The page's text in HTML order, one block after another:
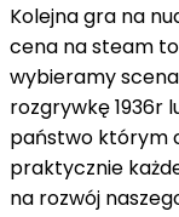
Kolejna gra na
cena na steam
wybieramy
rozgrywkę 1936r
państwo którym
praktycznie
na rozwój